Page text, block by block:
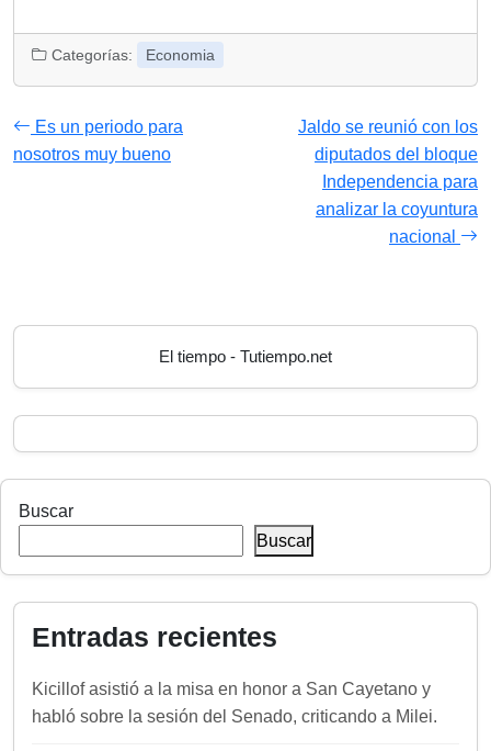
Categorías: Economia
Es un periodo para
nosotros muy bueno
Jaldo se reunió con los
diputados del bloque
Independencia para
analizar la coyuntura
nacional
El tiempo - Tutiempo.net
Buscar
Buscar
Entradas recientes
Kicillof asistió a la misa en honor a San Cayetano y
habló sobre la sesión del Senado, criticando a Milei.